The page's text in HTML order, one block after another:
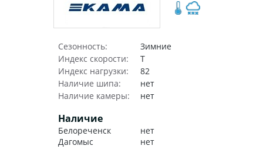
Сезонность:
Зимние
Индекс скорости:
T
Индекс нагрузки:
82
Наличие шипа:
нет
Наличие камеры:
нет
Наличие
Белореченск
нет
Дагомыс
нет